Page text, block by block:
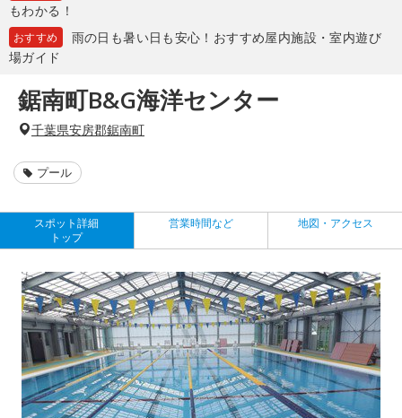
もわかる！
おすすめ
雨の日も暑い日も安心！おすすめ屋内施設・室内遊び
場ガイド
鋸南町B&G海洋センター
千葉県安房郡鋸南町
プール
スポット詳細
トップ
営業時間など 地図・アクセス